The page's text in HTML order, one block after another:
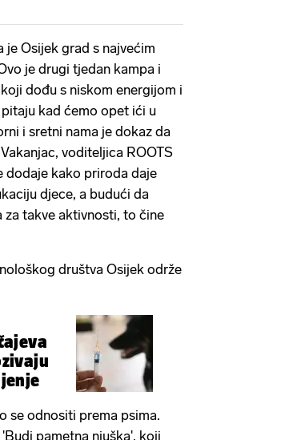
je Osijek grad s najvećim
je drugi tjedan kampa i
dođu s niskom energijom i
kad ćemo opet ići u
i sretni nama je dokaz da
voditeljica ROOTS
dodaje kako priroda daje
djece, a budući da
za takve aktivnosti, to čine
društva Osijek održe
se odnositi prema psima.
pametna njuška', koji